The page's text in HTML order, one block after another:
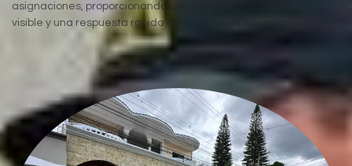
asignaciones, proporcionando una presencia disuasoria
visible y una respuesta rápida ante cualquier situación.